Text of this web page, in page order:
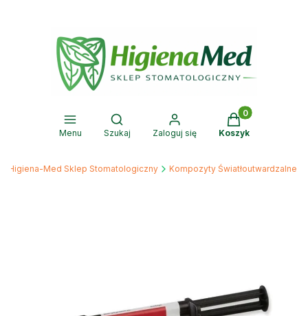
Menu
Otwórz wyszukiwarkę
Szukaj Zaloguj się
Produkty w
Koszyk
Higiena-Med Sklep Stomatologiczny Kompozyty Światłoutwardzalne